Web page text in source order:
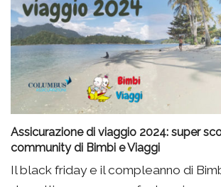
Assicurazione di viaggio 2024: super
community di Bimbi e Viaggi
Il black friday e il compleanno di